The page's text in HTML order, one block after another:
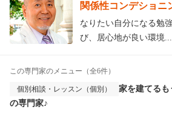
関係性コンデショニ
なりたい自分になる勉
び、居心地が良い環境...
この専門家のメニュー（全6件）
個別相談・レッスン（個別）
家を建てるも
の専門家♪